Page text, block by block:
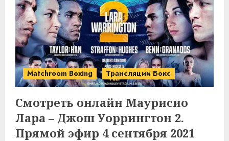
Matchroom Boxing Трансляции Бокс
Смотреть онлайн Маурисио
Лара – Джош Уоррингтон 2.
Прямой эфир 4 сентября 2021